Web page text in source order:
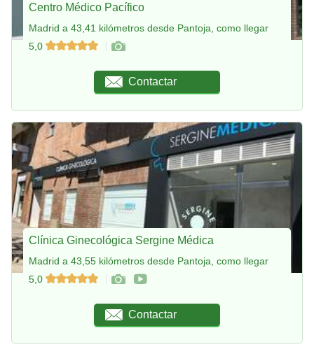
Centro Médico Pacífico
Madrid a 43,41 kilómetros desde Pantoja, como llegar
5,0
Contactar
Clínica Ginecológica Sergine Médica
Madrid a 43,55 kilómetros desde Pantoja, como llegar
5,0
Contactar